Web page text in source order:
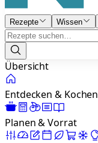
Rezepte Wissen
Übersicht
Entdecken & Kochen
Planen & Vorrat